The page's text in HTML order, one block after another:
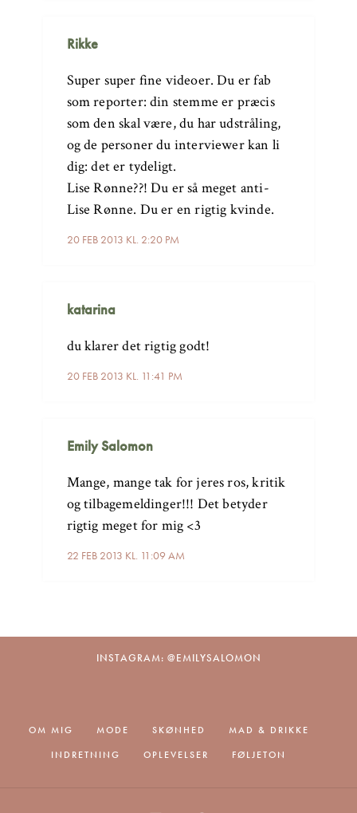
Rikke
20 FEB 2013 KL. 2:20 PM
Super super fine videoer. Du er fab
som reporter: din stemme er præcis
som den skal være, du har udstråling,
og de personer du interviewer kan li
dig: det er tydeligt.
Lise Rønne??! Du er så meget anti-
Lise Rønne. Du er en rigtig kvinde.
katarina
20 FEB 2013 KL. 11:41 PM
du klarer det rigtig godt!
Emily Salomon
22 FEB 2013 KL. 11:09 AM
Mange, mange tak for jeres ros, kritik
og tilbagemeldinger!!! Det betyder
rigtig meget for mig <3
INSTAGRAM: @EMILYSALOMON
OM MIG MODE SKØNHED
MAD & DRIKKE
INDRETNING
OPLEVELSER FØLJETON